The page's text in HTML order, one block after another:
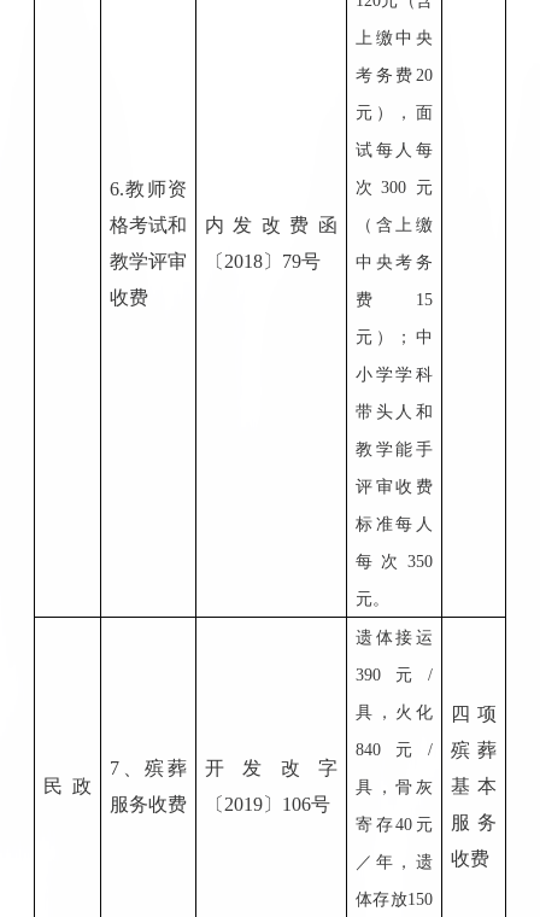
6.教师资
格考试和
教学评审
收费
内发改费函
〔 2018〕 79号
上缴中央
考务费20
元），面
试每人每
次300元
（含上缴
中央考务
费15
元）；中
小学学科
带头人和
教学能手
评审收费
标准每人
每次350
元。
民 政
7、殡葬
服务收费
开 发改字
〔 2019〕 106号
遗体接运
390元/
具，火化
840元/
具，骨灰
寄存40元
／ 年， 遗
体存放150
四项
殡葬
基本
服务
收费